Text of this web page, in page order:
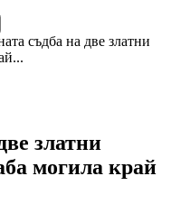
съдба на две златни
златни
могила край